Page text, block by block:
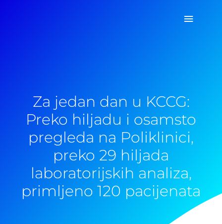
Glavni
Za jedan dan u KCCG:
Preko hiljadu i osamsto
pregleda na Poliklinici,
preko 29 hiljada
laboratorijskih analiza,
primljeno 120 pacijenata